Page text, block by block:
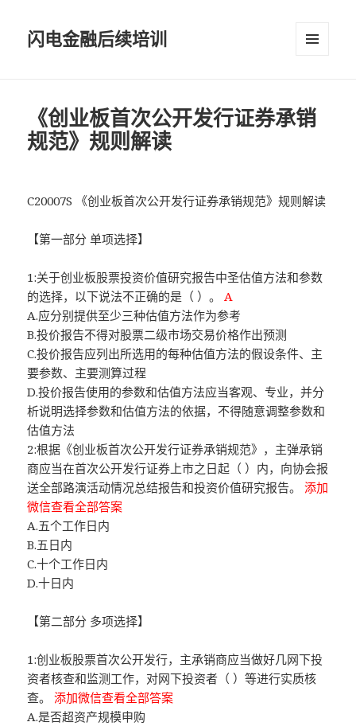
闪电金融后续培训
《创业板首次公开发行证券承销
规范》规则解读
C20007S 《创业板首次公开发行证券承销规范》规则解读
【第一部分 单项选择】
1:关于创业板股票投资价值研究报告中圣估值方法和参数
的选择，以下说法不正确的是（ ）。A
A.应分别提供至少三种估值方法作为参考
B.投价报告不得对股票二级市场交易价格作出预测
C.投价报告应列出所选用的每种估值方法的假设条件、主
要参数、主要测算过程
D.投价报告使用的参数和估值方法应当客观、专业，并分
析说明选择参数和估值方法的依据，不得随意调整参数和
估值方法
2:根据《创业板首次公开发行证券承销规范》，主弹承销
商应当在首次公开发行证券上市之日起（ ）内，向协会报
送全部路演活动情况总结报告和投资价值研究报告。添加
微信查看全部答案
A.五个工作日内
B.五日内
C.十个工作日内
D.十日内
【第二部分 多项选择】
1:创业板股票首次公开发行，主承销商应当做好几网下投
资者核查和监测工作，对网下投资者（ ）等进行实质核
查。添加微信查看全部答案
A.是否超资产规模申购